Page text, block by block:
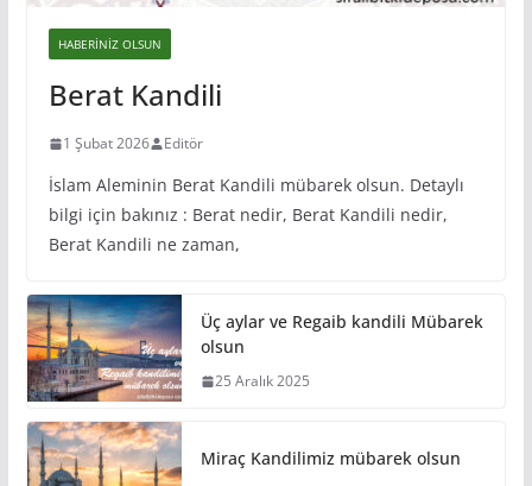
HABERINIZ OLSUN
Berat Kandili
1 Şubat 2026 Editör
İslam Aleminin Berat Kandili mübarek olsun. Detaylı
bilgi için bakınız : Berat nedir, Berat Kandili nedir,
Berat Kandili ne zaman,
Üç aylar ve Regaib kandili Mübarek
olsun
25 Aralık 2025
Miraç Kandilimiz mübarek olsun